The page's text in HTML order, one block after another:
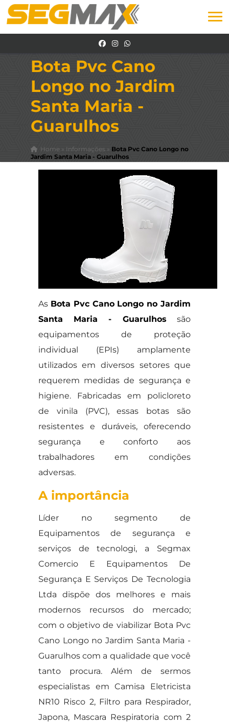
Bota Pvc Cano
Longo no Jardim
Santa Maria -
Guarulhos
Home» Informações » Bota Pvc Cano Longo no
Jardim Santa Maria - Guarulhos
As Bota Pvc Cano Longo no Jardim
Santa Maria - Guarulhos são
equipamentos de proteção
individual (EPIs) amplamente
utilizados em diversos setores que
requerem medidas de segurança e
higiene. Fabricadas em policloreto
de vinila (PVC), essas botas são
resistentes e duráveis, oferecendo
segurança e conforto aos
trabalhadores em condições
adversas.
A importância
Líder no segmento de
Equipamentos de segurança e
serviços de tecnologi, a Segmax
Comercio E Equipamentos De
Segurança E Serviços De Tecnologia
Ltda dispõe dos melhores e mais
modernos recursos do mercado;
com o objetivo de viabilizar Bota Pvc
Cano Longo no Jardim Santa Maria -
Guarulhos com a qualidade que você
tanto procura. Além de sermos
especialistas em Camisa Eletricista
NR10 Risco 2, Filtro para Respirador,
Japona, Mascara Respiratoria com 2